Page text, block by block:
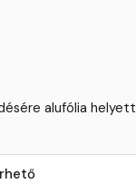
alufólia helyett